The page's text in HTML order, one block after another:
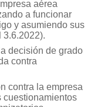
aérea
a funcionar
y asumiendo sus
3.6.2022).
decisión de grado
contra
contra la empresa
cuestionamientos